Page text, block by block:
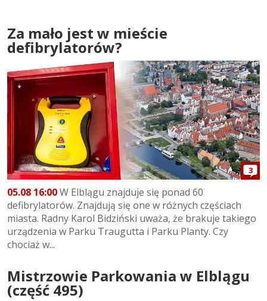
Za mało jest w mieście
defibrylatorów?
3
05.08 16:00W Elblągu znajduje się ponad 60
defibrylatorów. Znajdują się one w różnych częściach
miasta. Radny Karol Bidziński uważa, że brakuje takiego
urządzenia w Parku Traugutta i Parku Planty. Czy
chociaż w...
Mistrzowie Parkowania w Elblągu
(część 495)